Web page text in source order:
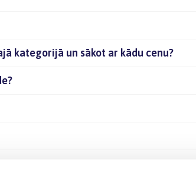
kategorijā un sākot ar kādu cenu?